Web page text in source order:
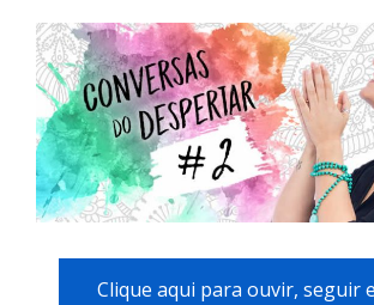
Clique aqui para ouvir, seguir